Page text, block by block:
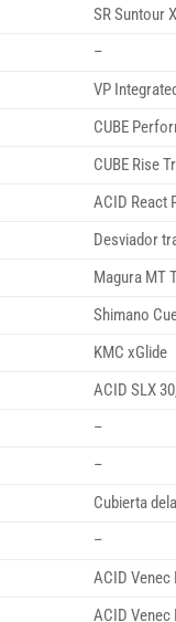
SR Suntour
–
VP
CUBE
CUBE Rise
ACID React
Desviador
Magura MT
Shimano
KMC xGlide
ACID SLX
–
–
Cubierta
–
ACID Venec
ACID Venec